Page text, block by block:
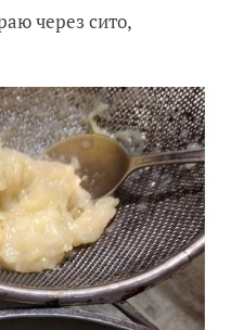
через сито,